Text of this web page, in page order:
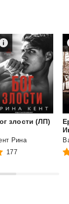
злости (ЛП)
Рина
177